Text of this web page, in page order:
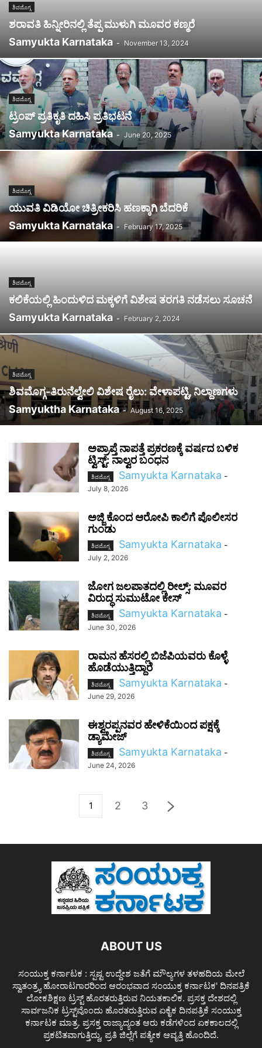
ಶಿವಮೊಗ್ಗ
ಶರಾವತಿ ಹಿನ್ನೀರಿನಲ್ಲಿ ತೆಪ್ಪ ಮುಳುಗಿ ಮೂವರ ಕಣ್ಮರೆ
Samyukta Karnataka - November 13, 2024
ಶಿವಮೊಗ್ಗ
ಟ್ರಂಪ್ ಪ್ರತಿಕೃತಿ ದಹಿಸಿ ಪ್ರತಿಭಟನೆ
Samyukta Karnataka - June 20, 2025
ಶಿವಮೊಗ್ಗ
ಯುವತಿ ವಿಡಿಯೋ ಚಿತ್ರೀಕರಿಸಿ ಹಣಕ್ಕಾಗಿ ಬೆದರಿಕೆ
Samyukta Karnataka - February 17, 2025
ಶಿವಮೊಗ್ಗ
ಕಲಿಕೆಯಲ್ಲಿ ಹಿಂದುಳಿದ ಮಕ್ಕಳಿಗೆ ವಿಶೇಷ ತರಗತಿ ನಡೆಸಲು ಸೂಚನೆ
Samyukta Karnataka - February 2, 2024
ಶಿವಮೊಗ್ಗ
ಶಿವಮೊಗ್ಗ-ತಿರುನೆಲ್ವೇಲಿ ವಿಶೇಷ ರೈಲು: ವೇಳಾಪಟ್ಟಿ, ನಿಲ್ದಾಣಗಳು
Samyuktha Karnataka - August 16, 2025
ಅಪ್ರಾಪ್ತೆ ನಾಪತ್ತೆ ಪ್ರಕರಣಕ್ಕೆ ವರ್ಷದ ಬಳಿಕ
ಟ್ವಿಸ್ಟ್: ನಾಲ್ವರ ಬಂಧನ
ಶಿವಮೊಗ್ಗ Samyukta Karnataka -
July 8, 2026
ಅಜ್ಜಿ ಕೊಂದ ಆರೋಪಿ ಕಾಲಿಗೆ ಪೊಲೀಸರ
ಗುಂಡು
ಶಿವಮೊಗ್ಗ Samyukta Karnataka -
July 2, 2026
ಜೋಗ ಜಲಪಾತದಲ್ಲಿ ರೀಲ್ಸ್: ಮೂವರ
ವಿರುದ್ಧ ಸುಮುಟೋ ಕೇಸ್
ಶಿವಮೊಗ್ಗ Samyukta Karnataka -
June 30, 2026
ರಾಮನ ಹೆಸರಲ್ಲಿ ಬಿಜೆಪಿಯವರು ಕೊಳ್ಳೆ
ಹೊಡೆಯುತ್ತಿದ್ದಾರೆ
ಶಿವಮೊಗ್ಗ Samyukta Karnataka -
June 29, 2026
ಈಶ್ವರಪ್ಪನವರ ಹೇಳಿಕೆಯಿಂದ ಪಕ್ಷಕ್ಕೆ
ಡ್ಯಾಮೇಜ್
ಶಿವಮೊಗ್ಗ Samyukta Karnataka -
June 24, 2026
1 2 3
ABOUT US
ಸಂಯುಕ್ತ ಕರ್ನಾಟಕ : ಸ್ಪಷ್ಟ ಉದ್ದೇಶ ಜತೆಗೆ ಮೌಲ್ಯಗಳ ತಳಹದಿಯ ಮೇಲೆ
ಸ್ವಾತಂತ್ರ್ಯ ಹೋರಾಟಗಾರರಿಂದ ಆರಂಭವಾದ ಸಂಯುಕ್ತ ಕರ್ನಾಟಕ' ದಿನಪತ್ರಿಕೆ
ಲೋಕಶಿಕ್ಷಣ ಟ್ರಸ್ಟ್ ಹೊರತರುತ್ತಿರುವ ನಿಯತಕಾಲಿಕ. ಪ್ರಸಕ್ತ ದೇಶದಲ್ಲಿ
ಸಾರ್ವಜನಿಕ ಟ್ರಸ್ಟ್‌ವೊಂದು ಹೊರತರುತ್ತಿರುವ ಏಕೈಕ ದಿನಪತ್ರಿಕೆ ಸಂಯುಕ್ತ
ಕರ್ನಾಟಕ ಮಾತ್ರ. ಪ್ರಸಕ್ತ ರಾಜ್ಯಾದ್ಯಂತ ಆರು ಕಡೆಗಳಿಂದ ಏಕಕಾಲದಲ್ಲಿ
ಪ್ರಕಟಿತವಾಗುತ್ತಿದ್ದು, ಪ್ರತಿ ಜಿಲ್ಲೆಗೆ ಪತ್ಯೇಕ ಆವೃತ್ತಿ ಹೊಂದಿದೆ.